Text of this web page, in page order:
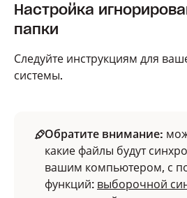
Настройка
папки
Следуйте инструкциям для
системы.
Обратите внимание:
какие файлы будут
вашим компьютером, с
функций: выборочной